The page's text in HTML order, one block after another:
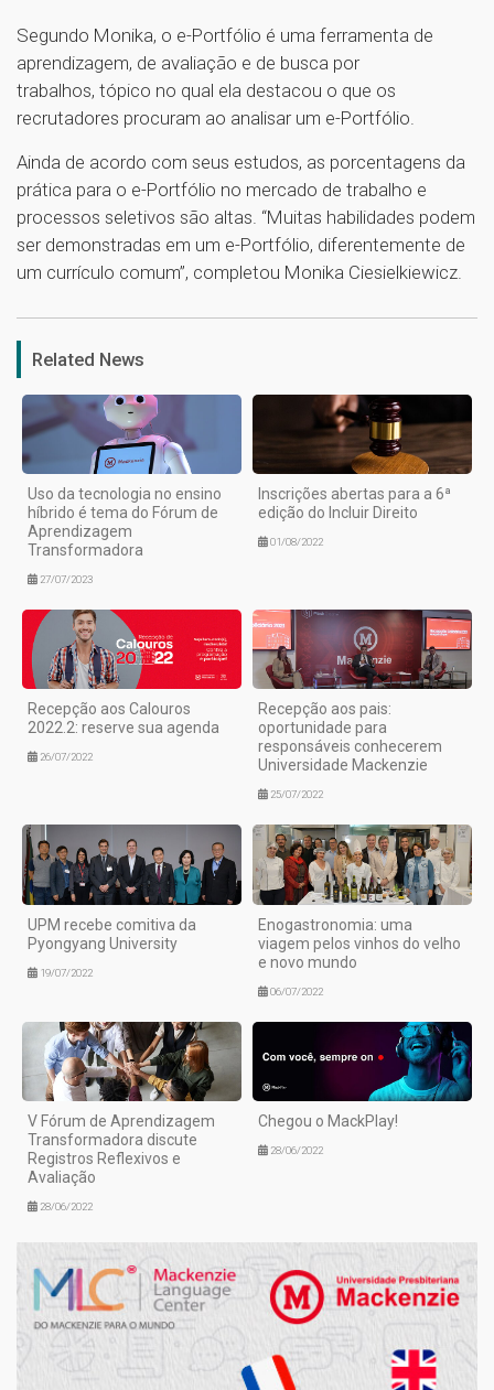
Segundo Monika, o e-Portfólio é uma ferramenta de
aprendizagem, de avaliação e de busca por
trabalhos, tópico no qual ela destacou o que os
recrutadores procuram ao analisar um e-Portfólio.
Ainda de acordo com seus estudos, as porcentagens da
prática para o e-Portfólio no mercado de trabalho e
processos seletivos são altas. “Muitas habilidades podem
ser demonstradas em um e-Portfólio, diferentemente de
um currículo comum”, completou Monika Ciesielkiewicz.
1
Related News
Uso da tecnologia no ensino
híbrido é tema do Fórum de
Aprendizagem
Transformadora
27/07/2023
Inscrições abertas para a 6ª
edição do Incluir Direito
01/08/2022
Recepção aos Calouros
2022.2: reserve sua agenda
26/07/2022
Recepção aos pais:
oportunidade para
responsáveis conhecerem
Universidade Mackenzie
25/07/2022
UPM recebe comitiva da
Pyongyang University
19/07/2022
Enogastronomia: uma
viagem pelos vinhos do velho
e novo mundo
06/07/2022
V Fórum de Aprendizagem
Transformadora discute
Registros Reflexivos e
Avaliação
28/06/2022
Chegou o MackPlay!
28/06/2022